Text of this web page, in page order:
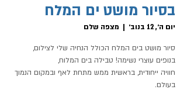
בסיור מושט ים המלח
יום ה׳, 12 בנוב׳
  |
מצפה שלם
סיור מושט בים המלח הכולל הנחיה שלי לצילום,
חוויה ייחודית, בראשית ממש מתחת לאף ובמקום הנמוך